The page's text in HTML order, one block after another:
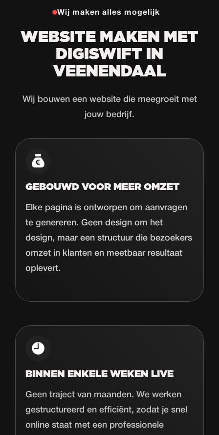
Wij maken alles mogelijk
WEBSITE MAKEN MET
DIGISWIFT IN
VEENENDAAL
Wij bouwen een website die meegroeit met
jouw bedrijf.
GEBOUWD VOOR MEER OMZET
Elke pagina is ontworpen om aanvragen
te genereren. Geen design om het
design, maar een structuur die bezoekers
omzet in klanten en meetbaar resultaat
oplevert.
BINNEN ENKELE WEKEN LIVE
Geen traject van maanden. We werken
gestructureerd en efficiënt, zodat je snel
online staat met een professionele